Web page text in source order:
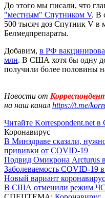
До этого мы писали, что
"местным" Спутником V. В
500 тысяч доз Спутник V в
Белмедпрепараты.
Добавим, в РФ
млн. В США хотя бы одну
получили более половины
Новости от
на наш канал https://t.me/
Читайте Korrespondent.net в
Коронавирус
В Минздраве сказали,
прививки от COVID-19
Подвид Омикрона Arcturus
Заболеваемость COVID-19
Новый вариант
В США отменили режим